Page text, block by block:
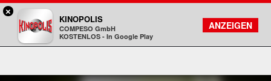
Kinopolis
FILMSUCHE
KONTO
×
KINOPOLIS
COMPESO GmbH
KOSTENLOS - In Google Play
ANZEIGEN